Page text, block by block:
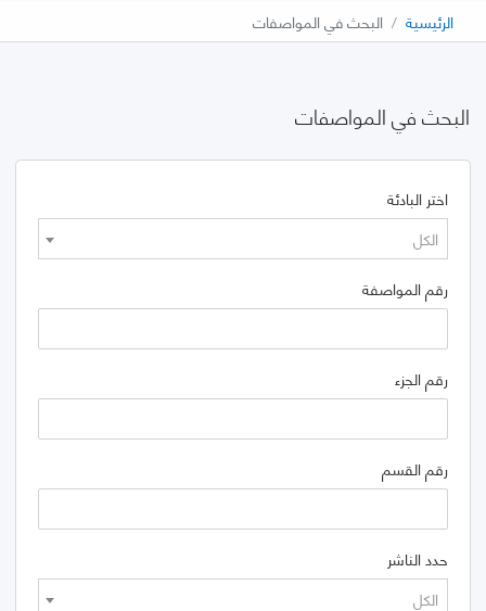
الرئيسية البحث في المواصفات
البحث في المواصفات
اختر البادئة
الكل
رقم المواصفة
رقم الجزء
رقم القسم
حدد الناشر
الكل